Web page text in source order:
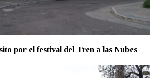
por el festival del Tren a las Nubes